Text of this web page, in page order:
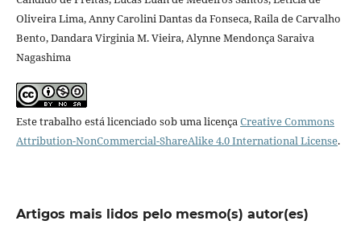
Oliveira Lima, Anny Carolini Dantas da Fonseca, Raila de Carvalho
Bento, Dandara Virginia M. Vieira, Alynne Mendonça Saraiva
Nagashima
Este trabalho está licenciado sob uma licençaCreative Commons
Attribution-NonCommercial-ShareAlike 4.0 International License.
Artigos mais lidos pelo mesmo(s) autor(es)